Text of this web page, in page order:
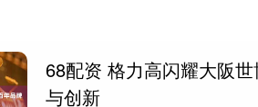
68配资 格力高闪耀大阪
与创新